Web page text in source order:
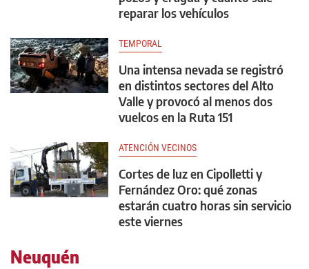
reparar los vehículos
TEMPORAL
Una intensa nevada se registró
en distintos sectores del Alto
Valle y provocó al menos dos
vuelcos en la Ruta 151
ATENCIÓN VECINOS
Cortes de luz en Cipolletti y
Fernández Oro: qué zonas
estarán cuatro horas sin servicio
este viernes
Neuquén